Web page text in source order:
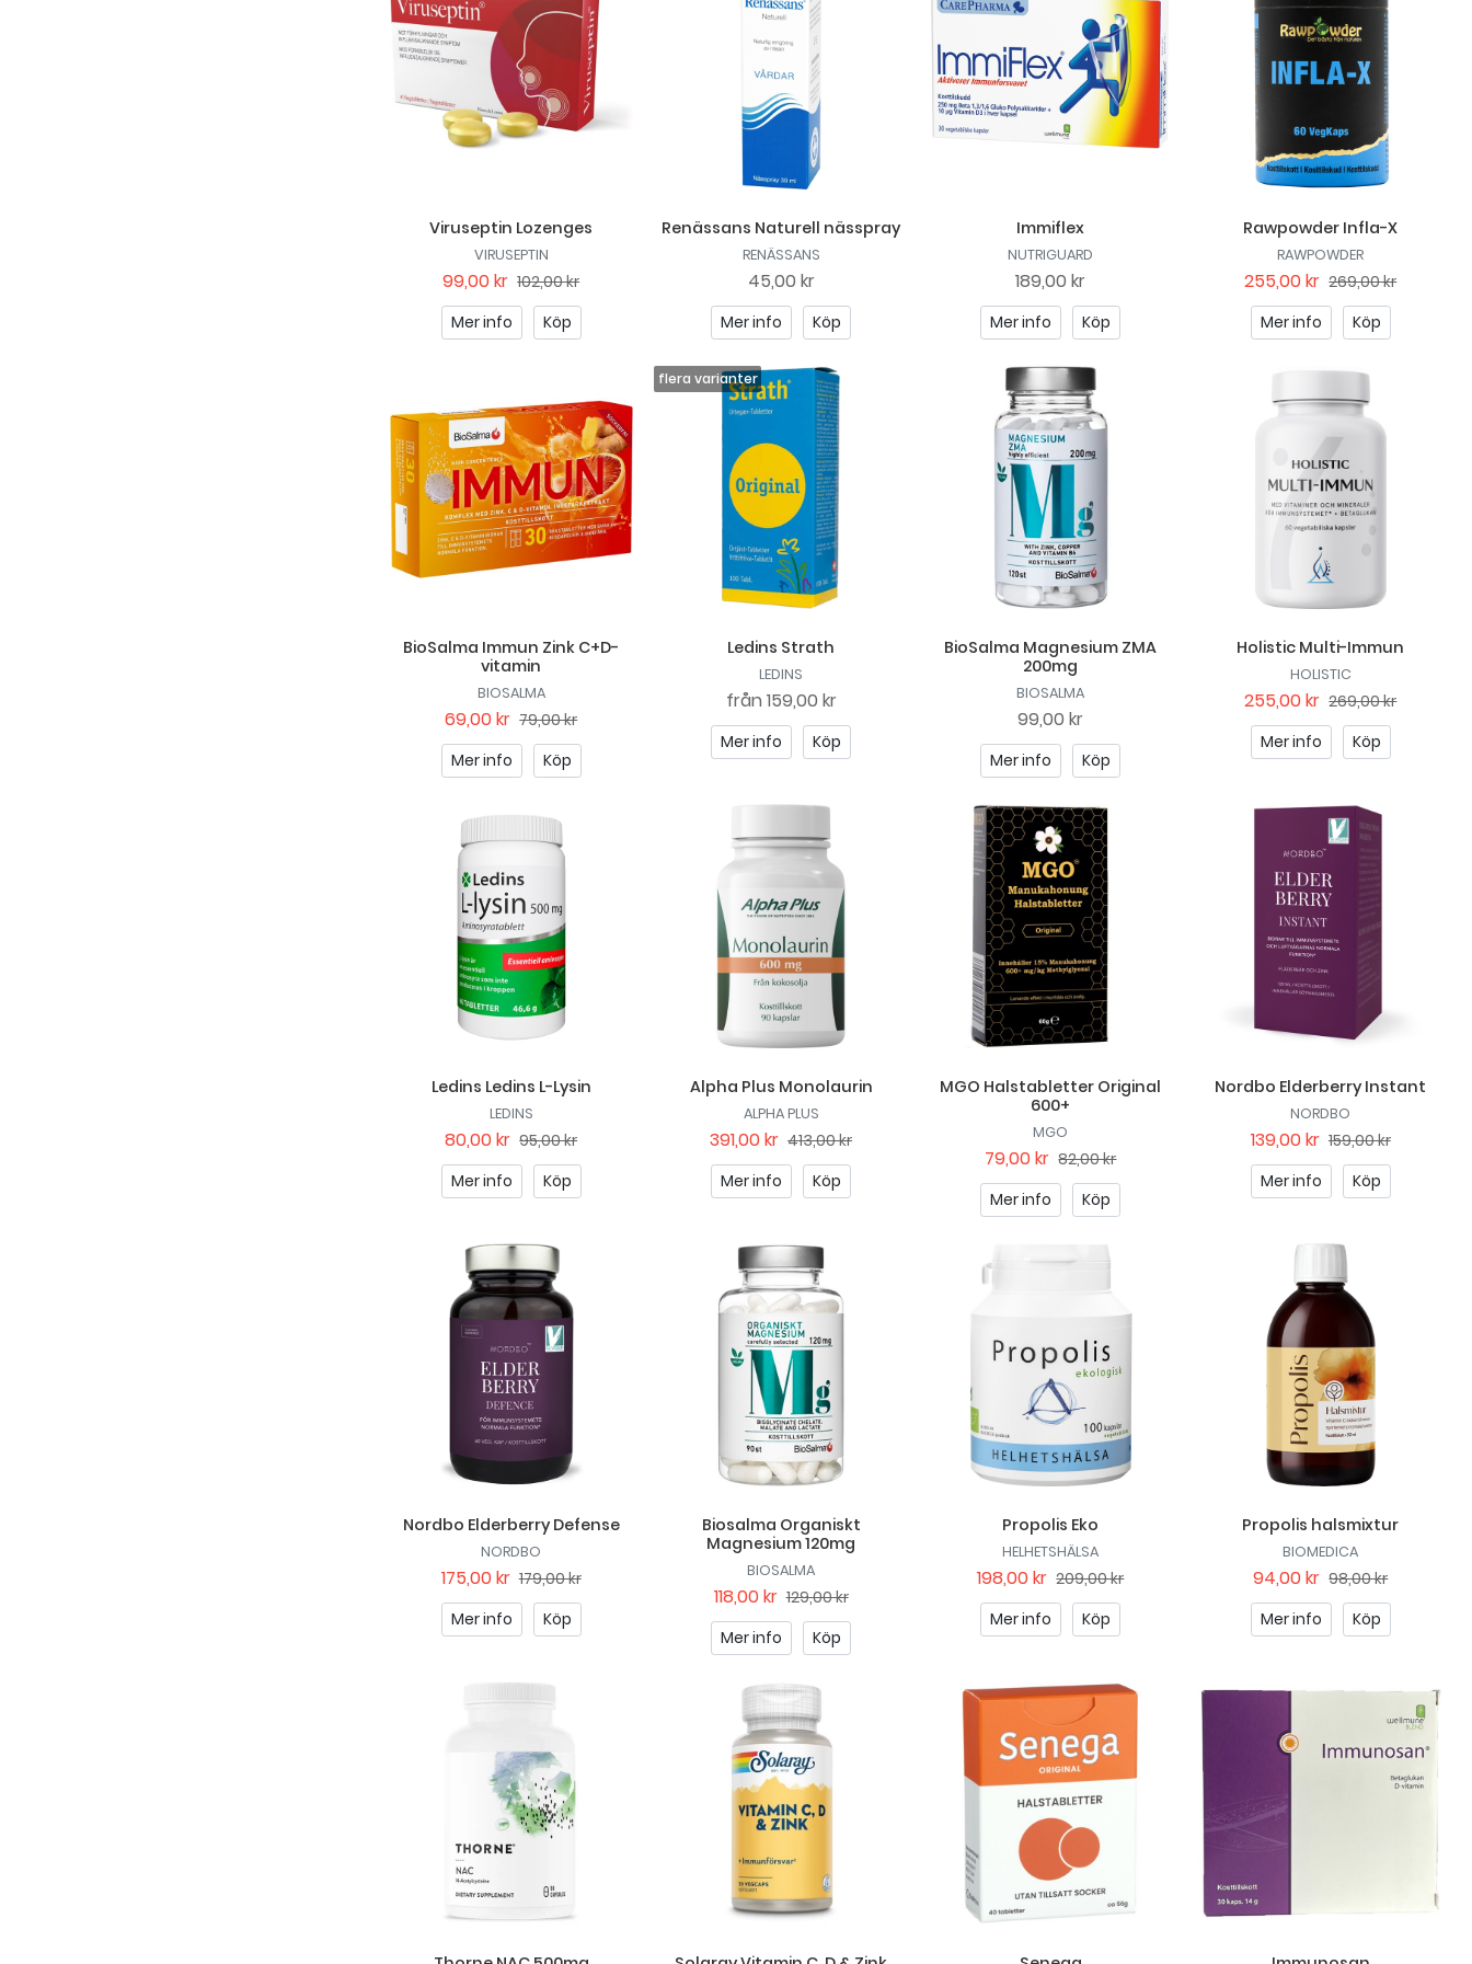
Viruseptin Lozenges
VIRUSEPTIN
99,00 kr 102,00 kr
Mer info
Köp
Renässans Naturell nässpray
RENÄSSANS
45,00 kr
Mer info Köp
Immiflex
NUTRIGUARD
189,00 kr
Mer info Köp
Rawpowder Infla-X
RAWPOWDER
255,00 kr 269,00 kr
Mer info
Köp
BioSalma Immun Zink C+D-
vitamin
BIOSALMA
69,00 kr 79,00 kr
Mer info
Köp
Ledins Strath
LEDINS
från 159,00 kr
Mer info Köp
BioSalma Magnesium ZMA
200mg
BIOSALMA
99,00 kr
Mer info Köp
Holistic Multi-Immun
HOLISTIC
255,00 kr 269,00 kr
Mer info
Köp
Ledins Ledins L-Lysin
LEDINS
80,00 kr 95,00 kr
Mer info
Köp
Alpha Plus Monolaurin
ALPHA PLUS
391,00 kr 413,00 kr
Mer info
Köp
MGO Halstabletter Original
600+
MGO
79,00 kr 82,00 kr
Mer info
Köp
Nordbo Elderberry Instant
NORDBO
139,00 kr 159,00 kr
Mer info
Köp
Nordbo Elderberry Defense
NORDBO
175,00 kr 179,00 kr
Mer info
Köp
Biosalma Organiskt
Magnesium 120mg
BIOSALMA
118,00 kr 129,00 kr
Mer info
Köp
Propolis Eko
HELHETSHÄLSA
198,00 kr 209,00 kr
Mer info
Köp
Propolis halsmixtur
BIOMEDICA
94,00 kr 98,00 kr
Mer info
Köp